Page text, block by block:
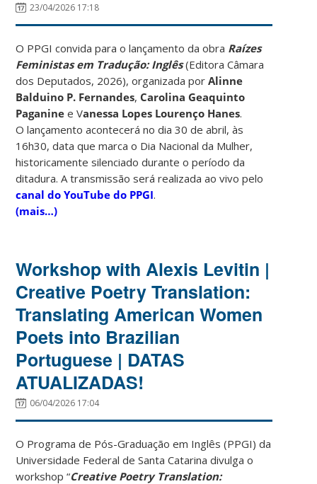
23/04/2026 17:18
O PPGI convida para o lançamento da obra Raízes
Feministas em Tradução: Inglês(Editora Câmara
dos Deputados, 2026), organizada porAlinne
Balduino P. Fernandes, Carolina Geaquinto
Paganine e Vanessa Lopes Lourenço Hanes.
O lançamento acontecerá no dia 30 de abril, às
16h30, data que marca o Dia Nacional da Mulher,
historicamente silenciado durante o período da
ditadura. A transmissão será realizada ao vivo pelo
canal do YouTube do PPGI.
(mais…)
Workshop with Alexis Levitin |
Creative Poetry Translation:
Translating American Women
Poets into Brazilian
Portuguese | DATAS
ATUALIZADAS!
06/04/2026 17:04
O Programa de Pós-Graduação em Inglês (PPGI) da
Universidade Federal de Santa Catarina divulga o
workshop “Creative Poetry Translation: